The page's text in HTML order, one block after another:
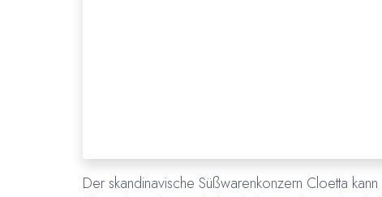
Der skandinavische Süßwarenkonzern Cloetta